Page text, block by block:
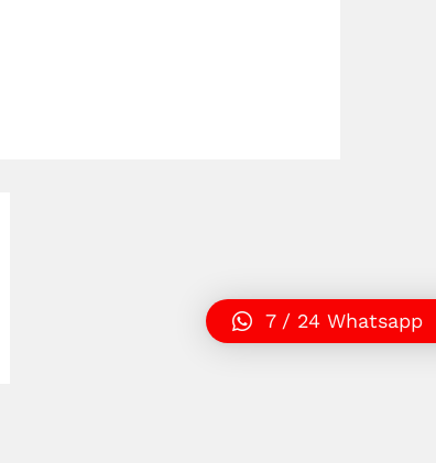
7 / 24 Whatsapp